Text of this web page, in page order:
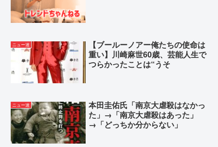
ニュー速
【ブールーノアー俺たちの使命は
重い】川崎麻世60歳、芸能人生で
つらかったことは“うそ
ニュー速
本田圭佑氏「南京大虐殺はなかっ
た」→「南京大虐殺はあった」
→「どっちか分からない」